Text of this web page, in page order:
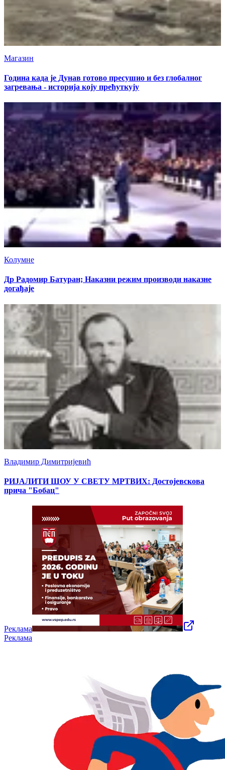
Магазин
Година када је Дунав готово пресушио и без глобалног
загревања - историја коју прећуткују
Колумне
Др Радомир Батуран; Наказни режим производи наказне
догађаје
Владимир Димитријевић
РИЈАЛИТИ ШОУ У СВЕТУ МРТВИХ: Достојевскова
прича "Бобац"
Реклама
Реклама